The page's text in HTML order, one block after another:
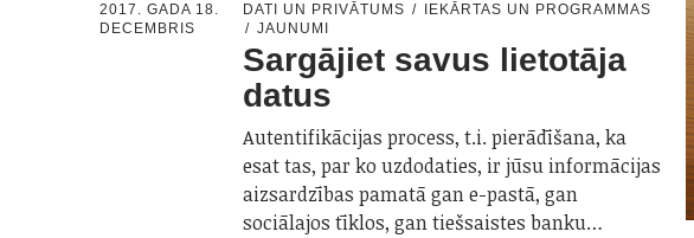
2017. GADA 18.
DECEMBRIS
DATI UN PRIVĀTUMS
IEKĀRTAS UN PROGRAMMAS
JAUNUMI
Sargājiet savus lietotāja
datus
Autentifikācijas process, t.i. pierādīšana, ka
esat tas, par ko uzdodaties, ir jūsu informācijas
aizsardzības pamatā gan e-pastā, gan
sociālajos tīklos, gan tiešsaistes banku…